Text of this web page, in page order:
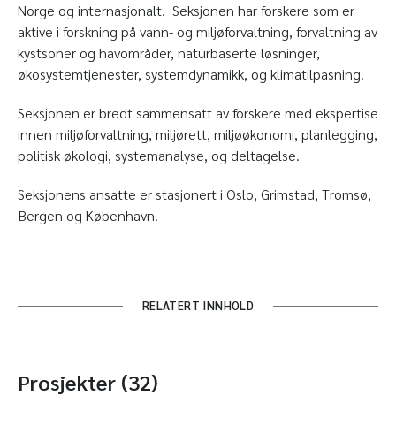
Norge og internasjonalt. Seksjonen har forskere som er
aktive i forskning på vann- og miljøforvaltning, forvaltning av
kystsoner og havområder, naturbaserte løsninger,
økosystemtjenester, systemdynamikk, og klimatilpasning.
Seksjonen er bredt sammensatt av forskere med ekspertise
innen miljøforvaltning, miljørett, miljøøkonomi, planlegging,
politisk økologi, systemanalyse, og deltagelse.
Seksjonens ansatte er stasjonert i Oslo, Grimstad, Tromsø,
Bergen og København.
RELATERT INNHOLD
Prosjekter (32)